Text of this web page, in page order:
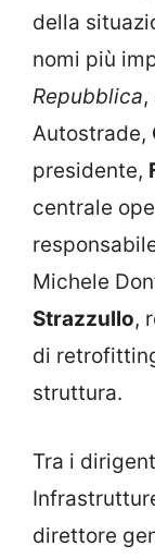
della
nomi più
Repubblica
Autostrade,
presidente,
centrale
Michele
Strazzullo,
di
struttura.
Tra i
direttore